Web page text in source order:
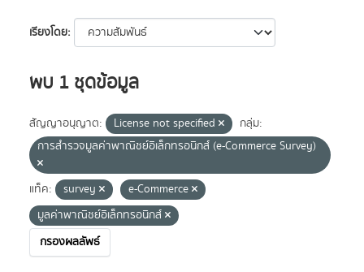
เรียงโดย
พบ 1 ชุดข้อมูล
สัญญาอนุญาต: License not specified
กลุ่ม:
การสำรวจมูลค่าพาณิชย์อิเล็กทรอนิกส์ (e-Commerce Survey)
แท็ค: survey
e-Commerce
มูลค่าพาณิชย์อิเล็กทรอนิกส์
กรองผลลัพธ์